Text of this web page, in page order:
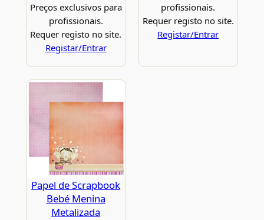
Preços exclusivos para
profissionais.
Requer registo no site.
Registar/Entrar
profissionais.
Requer registo no site.
Registar/Entrar
Papel de Scrapbook
Bebé Menina
Metalizada